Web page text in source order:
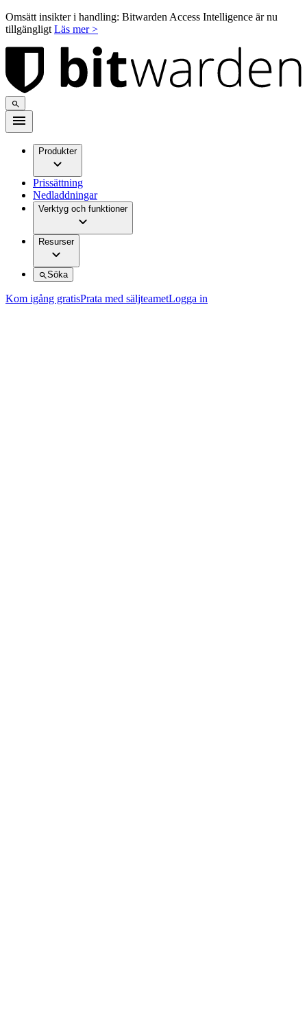
Omsätt insikter i handling: Bitwarden Access Intelligence är nu
tillgängligt Läs mer >
Produkter
Prissättning
Nedladdningar
Verktyg och funktioner
Resurser
Söka
Kom igång gratisPrata med säljteametLogga in